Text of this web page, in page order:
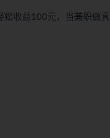
松收益100元，当兼职做真